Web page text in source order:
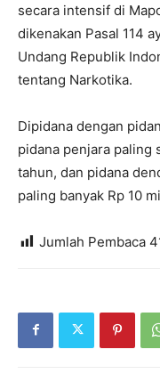
secara intensif di
dikenakan Pasal 114
Undang Republik
tentang Narkotika.
Dipidana dengan
pidana penjara paling
tahun, dan pidana
paling banyak Rp 10
Jumlah Pembaca